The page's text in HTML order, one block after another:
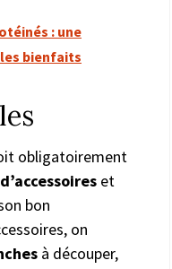
: une
bienfaits
obligatoirement
d’accessoires et
bon
on
à découper,